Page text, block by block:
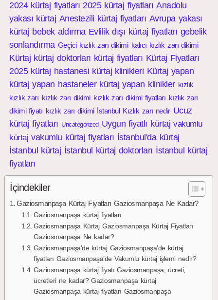
2024 kürtaj fiyatları 2025 kürtaj fiyatları Anadolu
yakası kürtaj Anestezili kürtaj fiyatları Avrupa yakası
kürtaj bebek aldırma Evlilik dışı kürtaj fiyatları gebelik
sonlandırma Geçici kızlık zarı dikimi kalıcı kızlık zarı dikimi
Kürtaj kürtaj doktorları kürtaj fiyatları Kürtaj Fiyatları
2025 kürtaj hastanesi kürtaj klinikleri Kürtaj yapan
kürtaj yapan hastaneler kürtaj yapan klinikler kızlık
kızlık zarı kızlık zarı dikimi kızlık zarı dikimi fiyatları kızlık zarı
dikimi fiyatı kızlık zarı dikimi İstanbul Kızlık zarı nedir Ucuz
kürtaj fiyatları Uncategorized Uygun fiyatlı kürtaj vakumlu
kürtaj vakumlu kürtaj fiyatları İstanbul'da kürtaj
İstanbul kürtaj İstanbul kürtaj doktorları İstanbul kürtaj
fiyatları
İçindekiler
Gaziosmanpaşa Kürtaj Fiyatları Gaziosmanpaşa Ne Kadar?
Gaziosmanpaşa kürtaj fiyatları
Gaziosmanpaşa Kürtaj Gaziosmanpaşa Kürtaj Fiyatları
Gaziosmanpaşa Ne kadar?
Gaziosmanpaşa’de kürtaj Gaziosmanpaşa’de kürtaj
fiyatları Gaziosmanpaşa’de Vakumlu kürtaj işlemi nedir?
Gaziosmanpaşa kürtaj fiyatı Gaziosmanpaşa, ücreti,
ücretleri ne kadar? Gaziosmanpaşa kürtaj
Gaziosmanpaşa kürtaj fiyatları Gaziosmanpaşa